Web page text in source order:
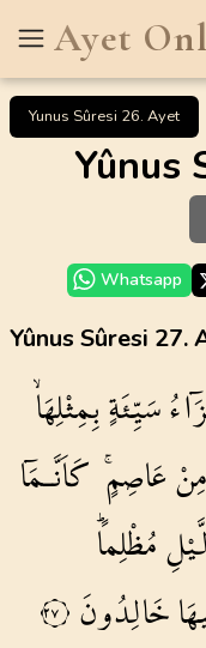
Ayet
Yunus Sûresi 26. Ayet
Yûnus
Whatsapp
Yûnus Sûresi 27.
سَيِّئَةٍبِمِثْلِهَاۙ
مِنْعَاصِمٍۚ كَاَنَّـمَٓا
مُظْلِماًۜ
خَالِدُونَ ٢٧